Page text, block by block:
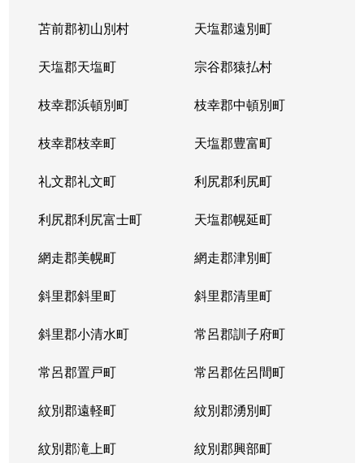
苫前郡初山別村 天塩郡遠別町
天塩郡天塩町 宗谷郡猿払村
枝幸郡浜頓別町 枝幸郡中頓別町
枝幸郡枝幸町 天塩郡豊富町
礼文郡礼文町 利尻郡利尻町
利尻郡利尻富士町 天塩郡幌延町
網走郡美幌町 網走郡津別町
斜里郡斜里町 斜里郡清里町
斜里郡小清水町 常呂郡訓子府町
常呂郡置戸町 常呂郡佐呂間町
紋別郡遠軽町 紋別郡湧別町
紋別郡滝上町 紋別郡興部町